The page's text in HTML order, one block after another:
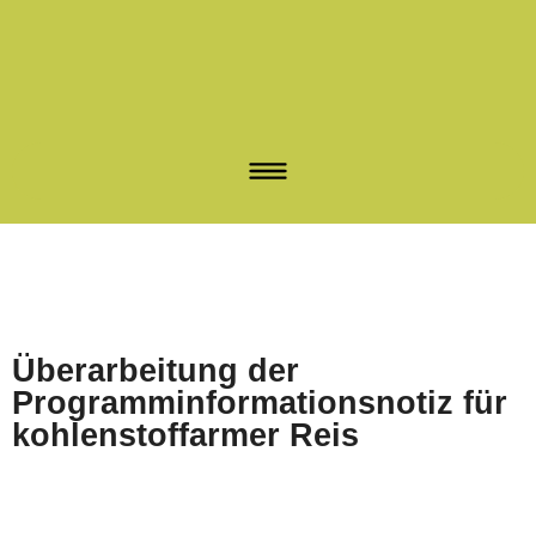
Überarbeitung der
Programminformationsnotiz für
kohlenstoffarmer Reis